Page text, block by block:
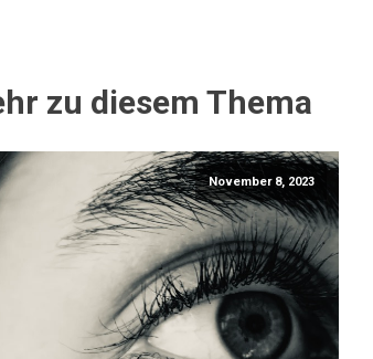
zu diesem Thema
November 8, 2023